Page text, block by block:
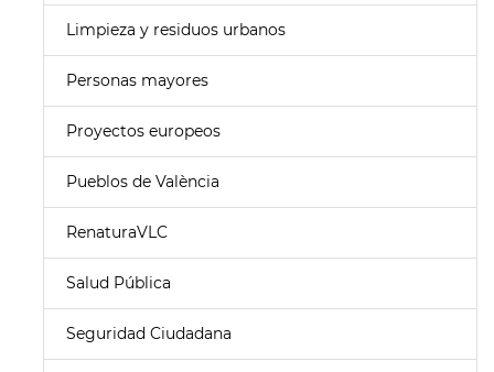
Limpieza y residuos urbanos
Personas mayores
Proyectos europeos
Pueblos de València
RenaturaVLC
Salud Pública
Seguridad Ciudadana